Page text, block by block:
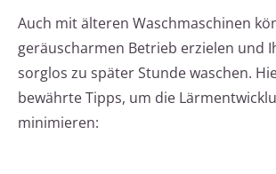
Auch mit älteren Waschmaschinen
geräuscharmen Betrieb erzielen und
sorglos zu später Stunde waschen.
bewährte Tipps, um die
minimieren: